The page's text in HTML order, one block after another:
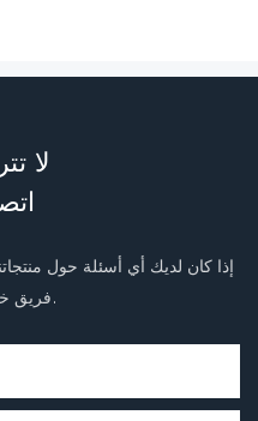
لا
إذا كان لديك أي أسئلة حول
فريق خدمة العملاء.